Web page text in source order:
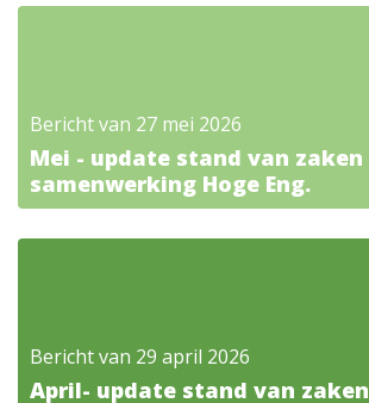
Bericht van 27 mei 2026
Mei - update stand van zaken
samenwerking Hoge Eng.
Bericht van 29 april 2026
April- update stand van zaken